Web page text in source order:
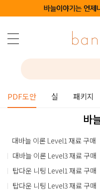
PDF도안 실 패키지
바
대바늘 이론 Level1 재료 구매
대바늘 이론 Level3 재료 구매
탑다운 니팅 Level1 재료 구매
탑다운 니팅 Level3 재료 구매